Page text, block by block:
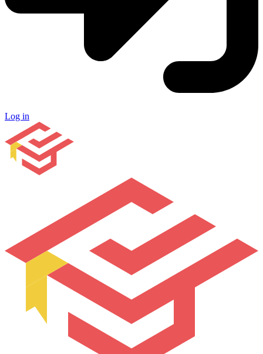
Log in